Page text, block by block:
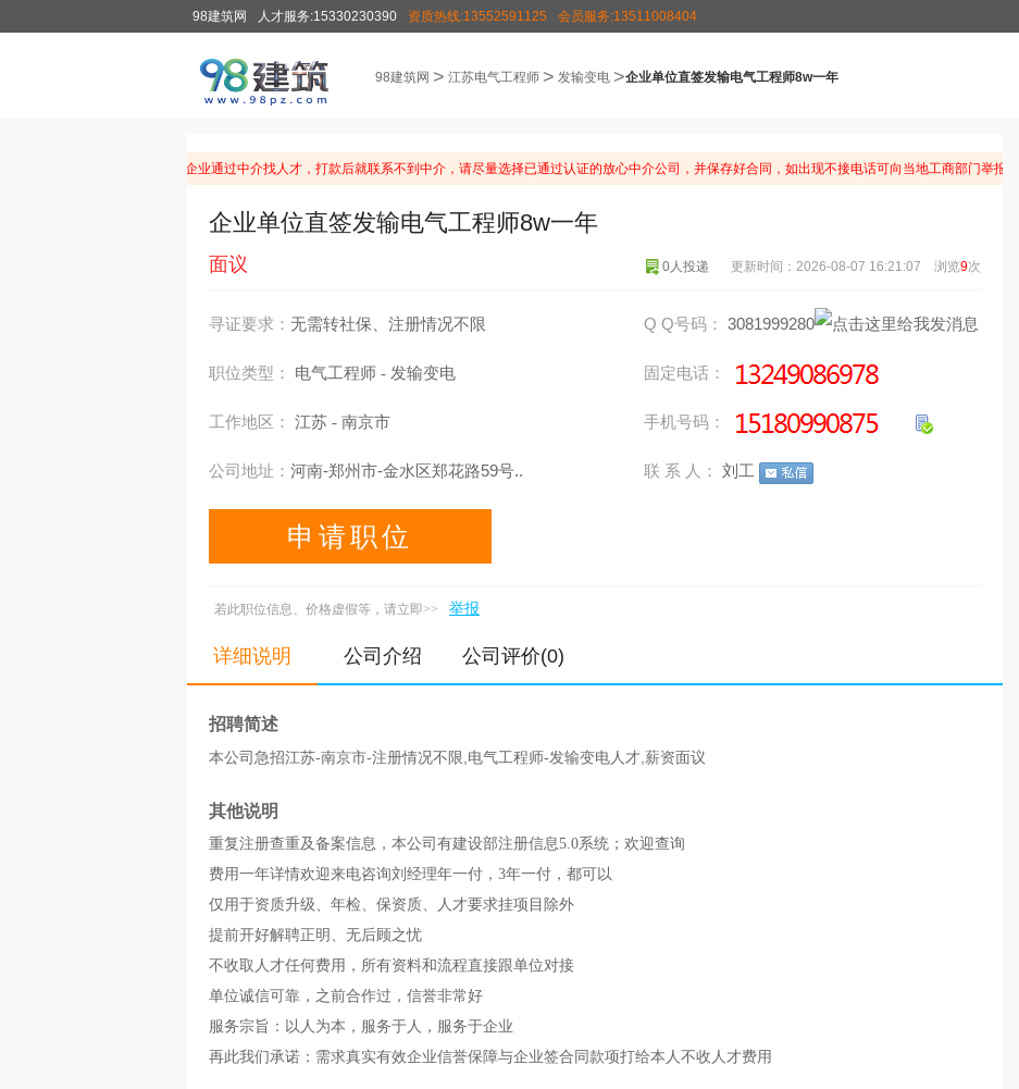
98建筑网 人才服务:15330230390 资质热线:13552591125 会员服务:13511008404
98建筑网 > 江苏电气工程师 > 发输变电 >企业单位直签发输电气工程师8w一年
温馨提示：由于近期有企业通过中介找人才，打款后就联系不到中介，请尽量选择已通过认证的放心中介公司，并保存好合同，如出现不接电话可向当地工商部门举报。
企业单位直签发输电气工程师8w一年
面议 更新时间：2026-08-07 16:21:07 浏览9次
0人投递
寻证要求： 无需转社保、注册情况不限
职位类型： 电气工程师 - 发输变电
工作地区： 江苏 - 南京市
公司地址： 河南-郑州市-金水区郑花路59号..
Q Q号码： 3081999280
固定电话：
手机号码：
联 系 人： 刘工
申请职位
若此职位信息、价格虚假等，请立即>> 举报
详细说明 公司介绍 公司评价(0)
招聘简述
本公司急招江苏-南京市-注册情况不限,电气工程师-发输变电人才,薪资面议
其他说明
重复注册查重及备案信息，本公司有建设部注册信息5.0系统；欢迎查询
费用一年详情欢迎来电咨询刘经理年一付，3年一付，都可以
仅用于资质升级、年检、保资质、人才要求挂项目除外
提前开好解聘正明、无后顾之忧
不收取人才任何费用，所有资料和流程直接跟单位对接
单位诚信可靠，之前合作过，信誉非常好
服务宗旨：以人为本，服务于人，服务于企业
再此我们承诺：需求真实有效企业信誉保障与企业签合同款项打给本人不收人才费用
专业 初始元/年
中级职称
土木工程师 8-18万
结构工程师 2.8-14万 3.8-15万
公用设备工程师 5.3-17万 5.3-17万 电气工程师 4-18万 4-20万 公用设备工程师 5.3-17万 5.3-17万